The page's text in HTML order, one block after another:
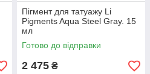
Пігмент для татуажу Li
Pigments Aqua Steel Gray. 15
мл
Готово до відправки
2 475 ₴